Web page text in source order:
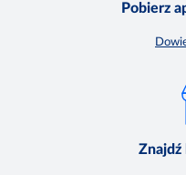
Pobierz
Znajdź